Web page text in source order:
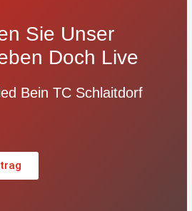
Sie Unser
Doch Live
Bein TC Schlaitdorf